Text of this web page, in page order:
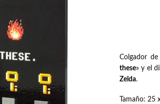
Colgador
these» y el
Zelda.
Tamaño: